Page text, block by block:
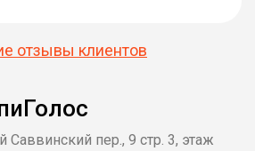
отзывы клиентов
пер., 9 стр. 3, этаж